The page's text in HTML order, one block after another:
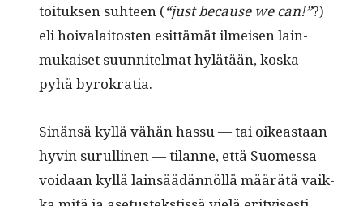
toituk­sen suh­teen (“just because we can!”?)
eli hoivalaitosten esit­tämät ilmeisen lain­
mukaiset suun­nitel­mat hylätään, kos­ka
pyhä byrokratia.
Sinän­sä kyl­lä vähän has­su — tai oikeas­t­aan
hyvin surulli­nen — tilanne, että Suomes­sa
voidaan kyl­lä lain­säädän­nöl­lä määrätä vaik­